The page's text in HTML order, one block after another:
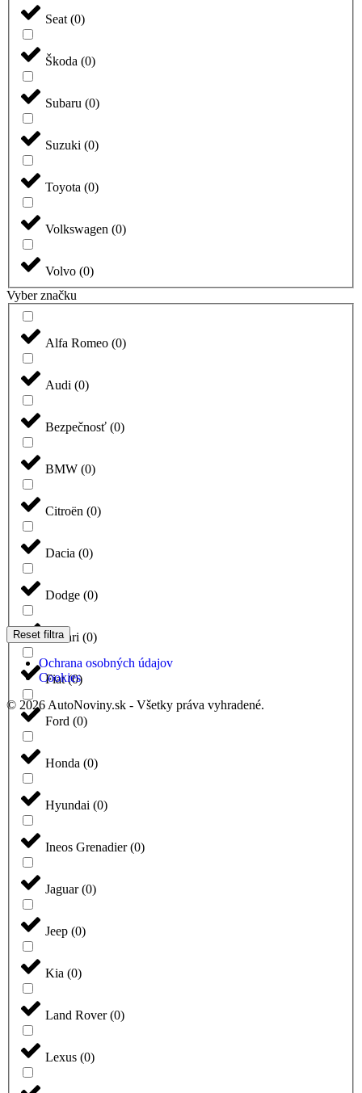
Seat (0)
Škoda (0)
Subaru (0)
Suzuki (0)
Toyota (0)
Volkswagen (0)
Volvo (0)
Vyber značku
Alfa Romeo (0)
Audi (0)
Bezpečnosť (0)
BMW (0)
Citroën (0)
Dacia (0)
Dodge (0)
Ferrari (0)
Fiat(0)
Ford (0)
Honda (0)
Hyundai (0)
Ineos Grenadier(0)
Jaguar(0)
Jeep (0)
Kia (0)
Land Rover(0)
Lexus (0)
Reset filtra
Ochrana osobných údajov
Cookies
© 2026 AutoNoviny.sk - Všetky práva vyhradené.